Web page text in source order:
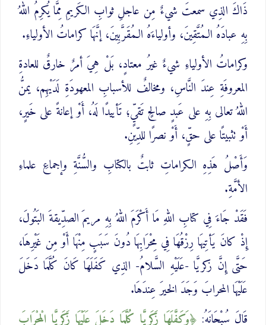
ذَاكَ الذِي سمعتَ شيءٌ مِن عاجلِ ثوابِ الكَريمِ مِمَّا يُكرِمُ اللهُ
بِهِ عبادَهُ الـمُتَّقِينَ، وأولياءَهُ الـمُقَرَّبِينَ، إنَّهَا كراماتُ الأولياءِ.
وكراماتُ الأولياءِ شيءٌ غيرُ معتادٍ، بَلْ هِيَ أمرٌ خارقٌ للعادةِ
المعروفَةِ عِندَ النَّاسِ، ومخالفٌ للأسبابِ المعهودَةِ لَدَيْهِم، يمنُّ
اللهُ تعالى بِهِ على عَبدٍ صالحٍ تَقيٍّ؛ تَأييدًا لَهُ، أَوْ إعانةً على خَيرٍ،
أَوْ تثبيتًا على حقٍّ، أَوْ نصرًا للدِّينِ.
وَأَصْلُ هَذِهِ الكراماتِ ثابتٌ بالكتابِ والسُّنَّةِ وإجماعِ علماءِ
الأمَّةِ.
فَقَدْ جَاءَ فِي كتابِ اللهِ مَا أَكْرَمَ اللهُ بِهِ مريمَ الصدِّيقةَ البَتُولَ،
إِذْ كانَ يَأتِيهَا رِزْقُهَا فِي مِحْرَابِهَا دُونَ سَبَبٍ مِنْهَا أَوْ مِن غَيْرِهَا،
حَتَّى إِنَّ زكريَّا -عَلَيْهِ السَّلامُ- الذِي كَفَلَهَا كَانَ كُلَّمَا دَخَلَ
عَلَيْهَا المحرابَ وَجَدَ الخيرَ عِندَهَا.
قَالَ سُبْحَانَهُ:
وَكَفَّلَهَا زَكَرِيَّا كُلَّمَا دَخَلَ عَلَيْهَا زَكَرِيَّا ‌الْمِحْرَابَ